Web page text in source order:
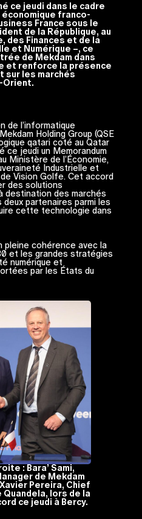
ce jeudi dans le cadre
franco-
France sous le
de la République, au
des Finances et de la
et Numérique –, ce
de Mekdam dans
et renforce la présence
sur les marchés
Orient.
de l’informatique
Holding Group (QSE
qatari coté au Qatar
ce jeudi un Memorandum
Ministère de l’Économie,
Industrielle et
Vision Golfe. Cet accord
des solutions
destination des marchés
partenaires parmi les
cette technologie dans
pleine cohérence avec la
et les grandes stratégies
numérique et
par les États du
: Bara’ Sami,
de Mekdam
Pereira, Chief
lors de la
ce jeudi à Bercy.